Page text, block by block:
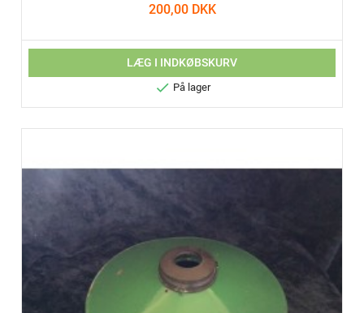
200,00 DKK
LÆG I INDKØBSKURV
 På lager